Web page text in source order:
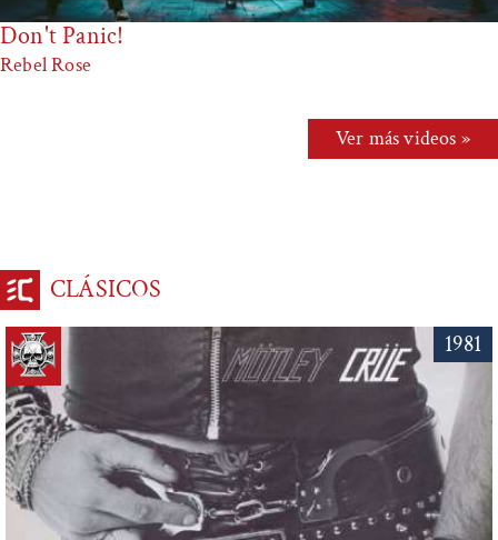
Don't Panic!
Rebel Rose
Ver más videos »
CLÁSICOS
1981